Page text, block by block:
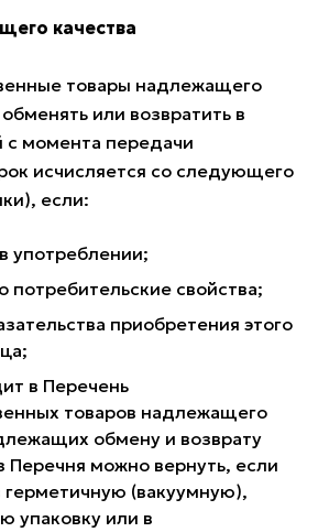
качества
товары надлежащего
или возвратить в
с момента передачи
исчисляется со следующего
если:
употреблении;
потребительские свойства;
приобретения этого
в Перечень
товаров надлежащего
обмену и возврату
Перечня можно вернуть, если
герметичную (вакуумную),
упаковку или в